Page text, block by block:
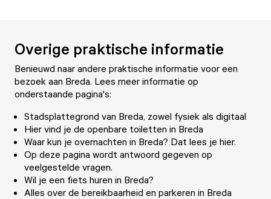
Overige praktische informatie
Benieuwd naar andere praktische informatie voor een
bezoek aan Breda. Lees meer informatie op
onderstaande pagina's:
Stadsplattegrond van Breda, zowel fysiek als digitaal
Hier vind je de openbare toiletten in Breda
Waar kun je overnachten in Breda? Dat lees je hier.
Op deze pagina wordt antwoord gegeven op
veelgestelde vragen.
Wil je een fiets huren in Breda?
Alles over de bereikbaarheid en parkeren in Breda